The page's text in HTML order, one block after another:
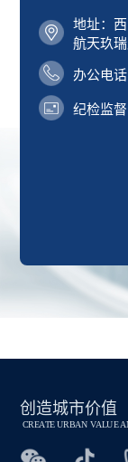
地址：
航天玖
办公电
纪检监
创造城市价值
CREATE URBAN VALUE